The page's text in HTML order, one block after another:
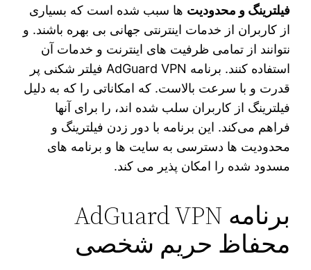
فیلترینگ و محدودیت ها سبب شده است که بسیاری
از کاربران از خدمات اینترنتی جهانی بی بهره باشند. و
نتوانند از تمامی ظرفیت های اینترنت و خدمات آن
استفاده کنند. برنامه AdGuard VPN فیلتر شکنی پر
قدرت و با سرعت بالاست. که امکاناتی را که به دلیل
فیلترینگ از کاربران سلب شده اند، را برای آنها
فراهم می‌کند. این برنامه با دور زدن فیلترینگ و
محدودیت ها دسترسی به سایت ها و برنامه های
مسدود شده را امکان پذیر می کند.
برنامه AdGuard VPN
محفاظ حریم شخصی